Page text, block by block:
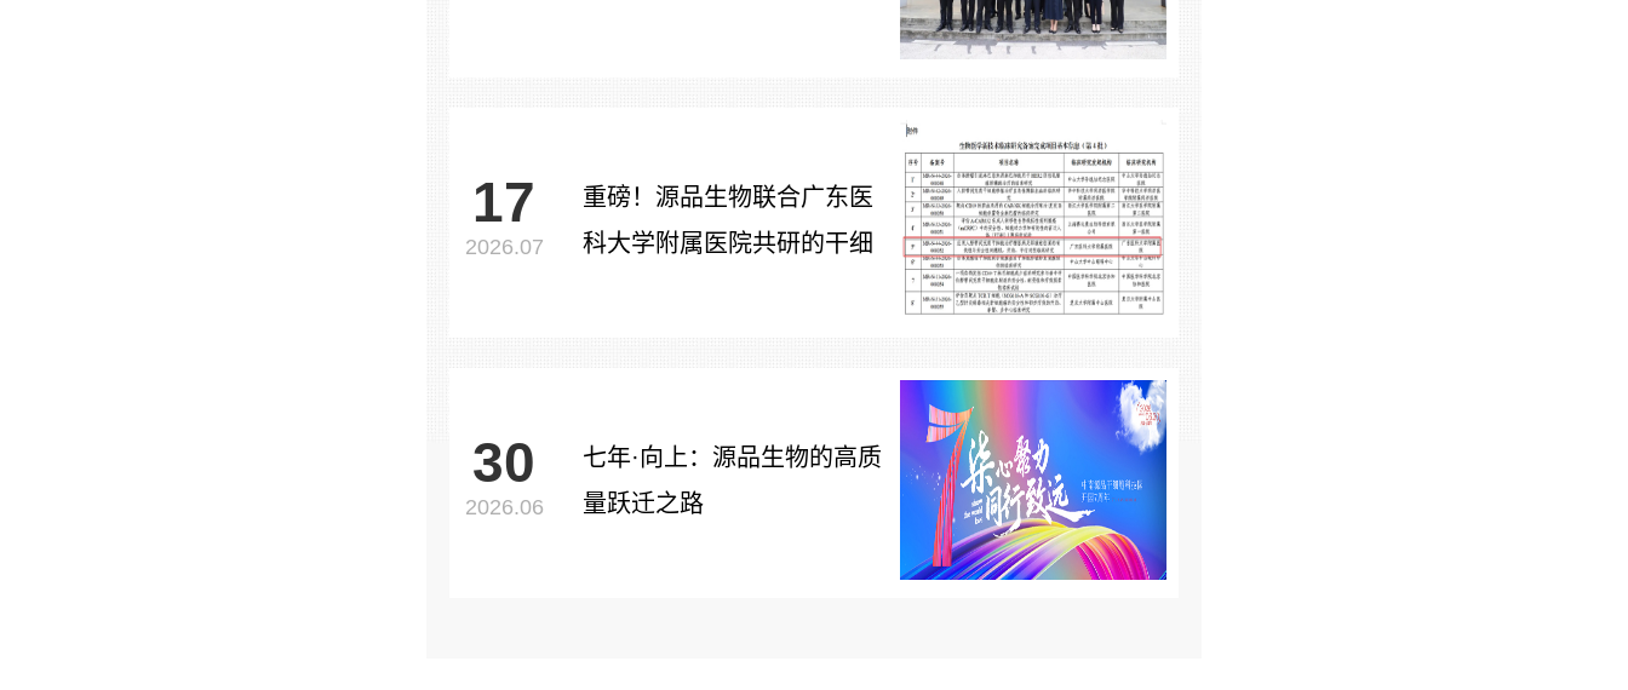
17
2026.07
重磅！源品生物联合广东医
科大学附属医院共研的干细
30
2026.06
七年·向上：源品生物的高质
量跃迁之路